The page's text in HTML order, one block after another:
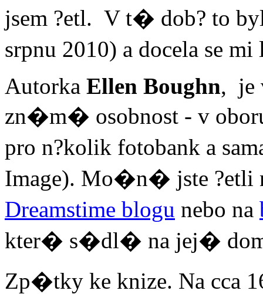
jsem ?etl. V t� dob? to
srpnu 2010) a docela se
Autorka Ellen Boughn, je
zn�m� osobnost - v
pro n?kolik fotobank a
Image). Mo�n� jste
Dreamstime blogu nebo na
kter� s�dl� na jej�
Zp�tky ke knize. Na cca